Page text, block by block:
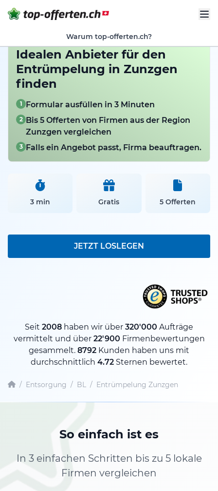
Warum top-offerten.ch?
Idealen Anbieter für den
Entrümpelung in Zunzgen
finden
1 Formular ausfüllen in 3 Minuten
2 Bis 5 Offerten von Firmen aus der Region
Zunzgen vergleichen
3 Falls ein Angebot passt, Firma beauftragen.
3 min Gratis 5 Offerten
JETZT LOSLEGEN
Seit 2008 haben wir über 320'000 Aufträge
vermittelt und über 22'900 Firmenbewertungen
gesammelt. 8792 Kunden haben uns mit
durchschnittlich 4.72 Sternen bewertet.
/ Entsorgung / BL / Entrümpelung Zunzgen
So einfach ist es
In 3 einfachen Schritten bis zu 5 lokale
Firmen vergleichen